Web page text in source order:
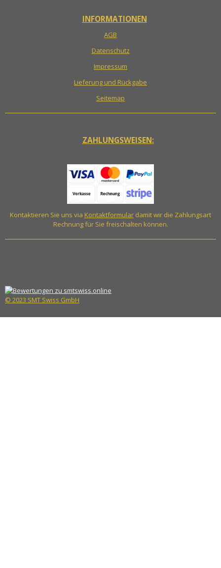
INFORMATIONEN
AGB
Datenschutz
Impressum
Lieferung und Rückgabe
Seitemap
ZAHLUNGSWEISEN:
Kontaktieren Sie uns via Kontaktformular damit wir die Zahlungsart
Rechnung für Sie freischalten können.
© 2023 SMT Swiss GmbH